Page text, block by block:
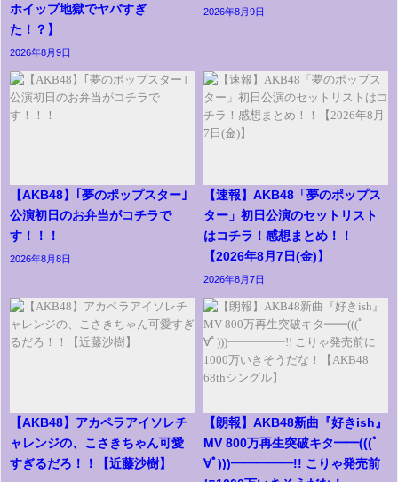
ホイップ地獄でヤバすぎ
た！？】
2026年8月9日
2026年8月9日
【AKB48】｢夢のポップスター｣
公演初日のお弁当がコチラで
す！！！
2026年8月8日
【速報】AKB48「夢のポップス
ター」初日公演のセットリスト
はコチラ！感想まとめ！！
【2026年8月7日(金)】
2026年8月7日
【AKB48】アカペラアイソレチ
ャレンジの、こさきちゃん可愛
すぎるだろ！！【近藤沙樹】
【朗報】AKB48新曲『好きish』
MV 800万再生突破キタ━━(((ﾟ
∀ﾟ)))━━━━━!! こりゃ発売前